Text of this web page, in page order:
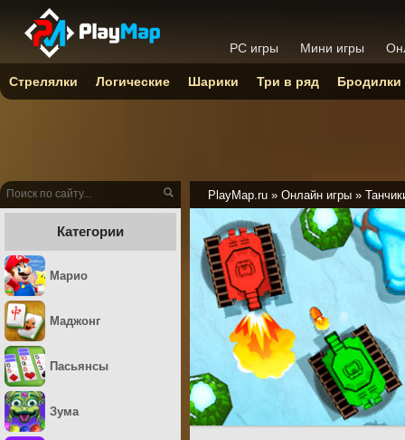
PlayMap.ru » Онлайн игры »
Категории
Марио
Маджонг
Пасьянсы
Зума
PC игры Мини игры
Стрелялки Логические Шарики Три в ряд Бродилки